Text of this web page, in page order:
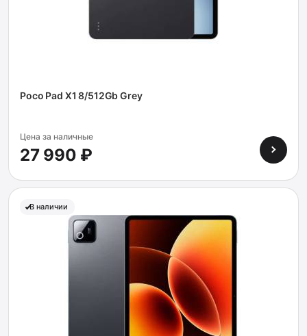
Poco Pad X1 8/512Gb Grey
Цена за наличные
27 990 ₽
В наличии